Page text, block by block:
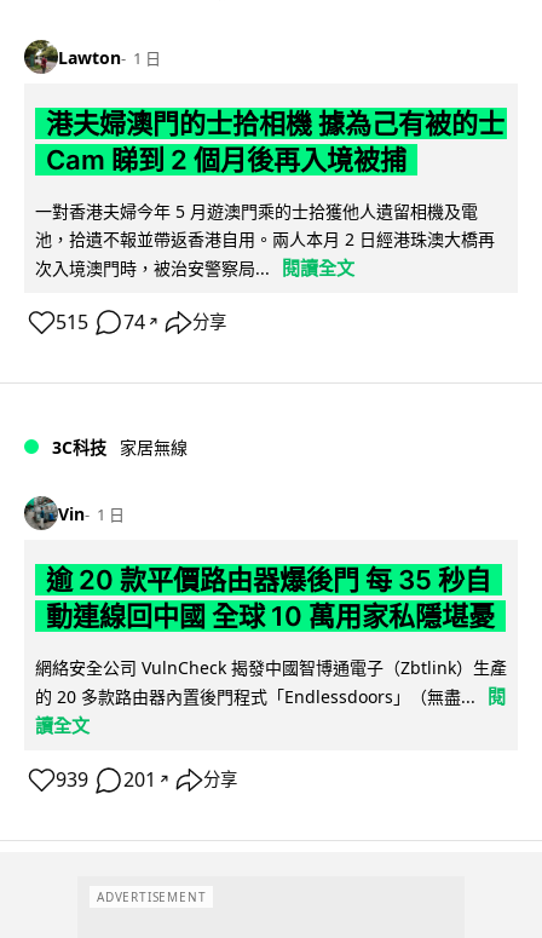
Lawton 1 日
港夫婦澳門的士拾相機 據為己有被的士
Cam 睇到 2 個月後再入境被捕
一對香港夫婦今年 5 月遊澳門乘的士拾獲他人遺留相機及電
池，拾遺不報並帶返香港自用。兩人本月 2 日經港珠澳大橋再
次入境澳門時，被治安警察局...
閱讀全文
515 74 ↗ 分享
3C科技 家居無線
Vin 1 日
逾 20 款平價路由器爆後門 每 35 秒自
動連線回中國 全球 10 萬用家私隱堪憂
網絡安全公司 VulnCheck 揭發中國智博通電子（Zbtlink）生產
的 20 多款路由器內置後門程式「Endlessdoors」（無盡...
閱
讀全文
939 201 ↗ 分享
ADVERTISEMENT